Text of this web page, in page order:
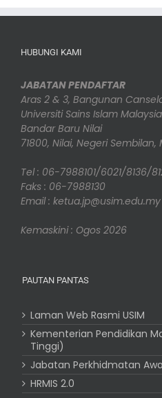
HUBUNGI KAMI
JABATAN PENDAFTAR
Aras 2 & 3, Bangunan
Universiti Sains Islam Malaysia
Bandar Baru Nilai
71800, Nilai, Negeri Sembilan,
Tel : 06-7988101/6021/8136/
Faks : 06-7988130
Email : ketua.jp@usim.edu.my
Kemaskini : Ogos 2026
PAUTAN PANTAS
Laman Web Rasmi USIM
Kementerian Pendidikan
Tinggi)
Jabatan Perkhidmatan
HRMIS 2.0